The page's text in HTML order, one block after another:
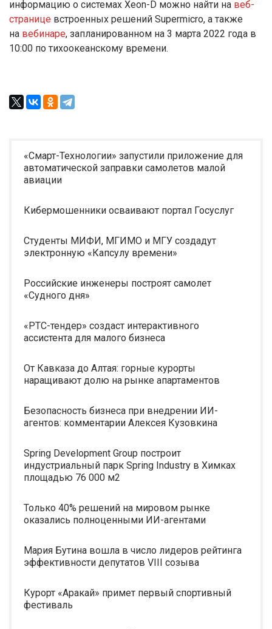
информацию о системах Xeon-D можно найти на веб-
странице встроенных решений Supermicro, а также
на вебинаре, запланированном на 3 марта 2022 года в
10:00 по тихоокеанскому времени.
«Смарт-Технологии» запустили приложение для
автоматической заправки самолетов малой
авиации
Кибермошенники осваивают портал Госуслуг
Студенты МИФИ, МГИМО и МГУ создадут
электронную «Капсулу времени»
Российские инженеры построят самолет
«Судного дня»
«РТС-тендер» создаст интерактивного
ассистента для малого бизнеса
От Кавказа до Алтая: горные курорты
наращивают долю на рынке апартаментов
Безопасность бизнеса при внедрении ИИ-
агентов: комментарии Алексея Кузовкина
Spring Development Group построит
индустриальный парк Spring Industry в Химках
площадью 76 000 м2
Только 40% решений на мировом рынке
оказались полноценными ИИ-агентами
Мария Бутина вошла в число лидеров рейтинга
эффективности депутатов VIII созыва
Курорт «Аракай» примет первый спортивный
фестиваль